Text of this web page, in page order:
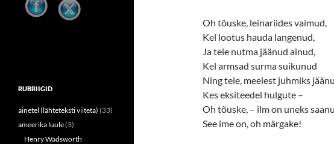
Oh tõuske, leinariides vaimud,
Kel lootus hauda langenud,
Ja teie nutma jäänud ainud,
Kel armsad surma suikunud
Ning teie, meelest juhmiks
Kes eksiteedel hulgute –
Oh tõuske, – ilm on uneks
See ime on, oh märgake!
RUBRIIGID
ainetel (lähteteksti viiteta) (33)
ameerika luule(3)
Henry Wadsworth